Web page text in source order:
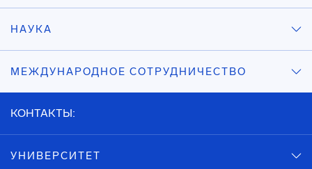
НАУКА
МЕЖДУНАРОДНОЕ СОТРУДНИЧЕСТВО
КОНТАКТЫ:
УНИВЕРСИТЕТ